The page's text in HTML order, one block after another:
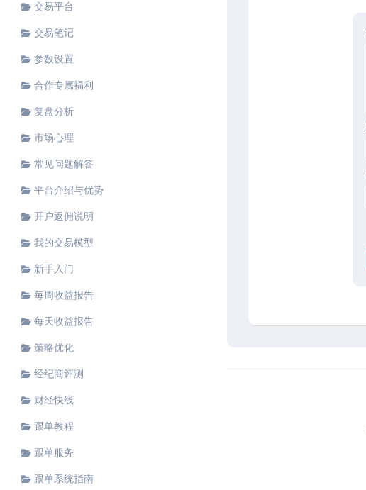
交易平台
交易笔记
参数设置
合作专属福利
复盘分析
市场心理
常见问题解答
平台介绍与优势
开户返佣说明
我的交易模型
新手入门
每周收益报告
每天收益报告
策略优化
经纪商评测
财经快线
跟单教程
跟单服务
跟单系统指南